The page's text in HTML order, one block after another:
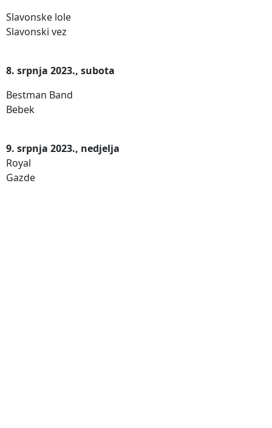
Slavonske lole
Slavonski vez
8. srpnja 2023., subota
Bestman Band
Bebek
9. srpnja 2023., nedjelja
Royal
Gazde